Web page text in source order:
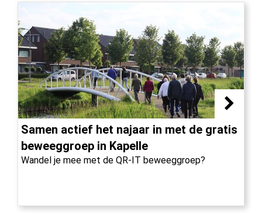
Samen actief het najaar in met de gratis
beweeggroep in Kapelle
Wandel je mee met de QR-IT beweeggroep?